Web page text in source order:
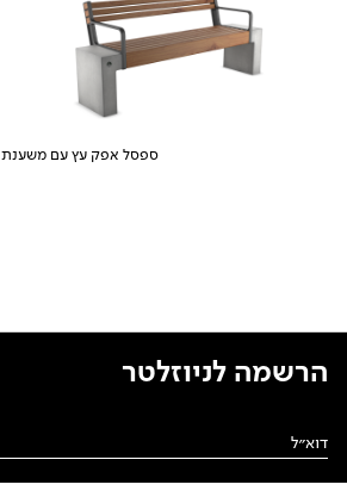
ספסל אפק עץ עם משענת
הרשמה לניוזלטר